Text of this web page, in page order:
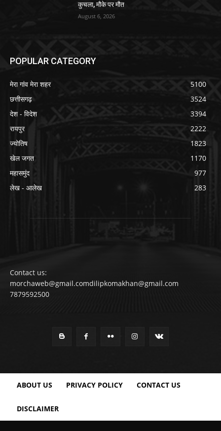
कुचला, मौके पर मौत
August 6, 2026
POPULAR CATEGORY
मेरा गांव मेरा शहर
5100
छत्तीसगढ़
3524
देश - विदेश
3394
रायपुर
2222
ज्योतिष
1823
खेल जगत
1170
महासमुंद
977
लेख - आलेख
283
Contact us:
morchaweb@gmail.comdilipkomakhan@gmail.com
7879592500
ABOUT US PRIVACY POLICY CONTACT US
DISCLAIMER